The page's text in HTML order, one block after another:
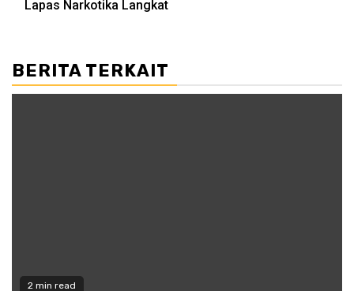
Lapas Narkotika Langkat
BERITA TERKAIT
2 min read